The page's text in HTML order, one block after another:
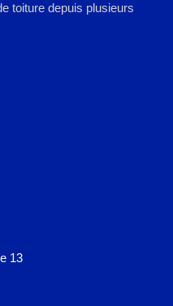
toiture depuis plusieurs
13